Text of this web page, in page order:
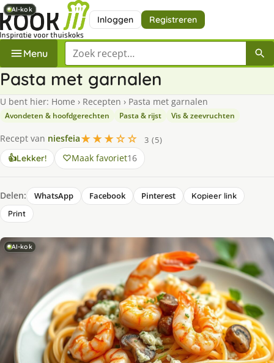
Inloggen Registreren
Menu Zoek een recept
Pasta met garnalen
U bent hier: Home › Recepten › Pasta met garnalen
Avondeten & hoofdgerechten Pasta & rijst Vis & zeevruchten
Recept van niesfeia★★★☆☆
3 (5)
👍Lekker! Maak favoriet16
Delen: WhatsApp Facebook Pinterest
Kopieer link
Print
AI-kok
AI-kok
AI-kok
AI-kok
AI-kok
AI-kok